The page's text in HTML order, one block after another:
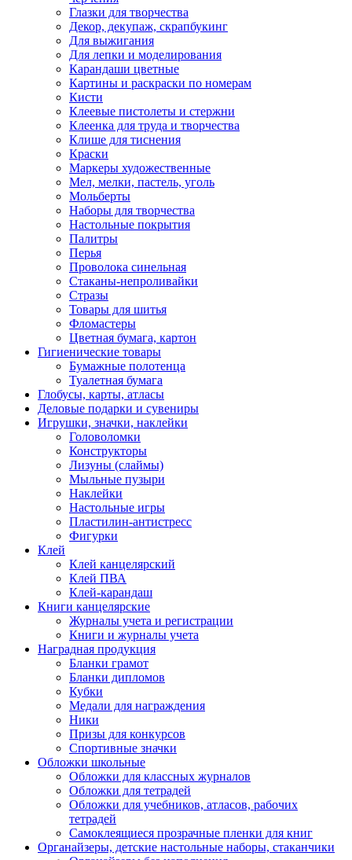
Глазки для творчества
Декор, декупаж, скрапбукинг
Для выжигания
Для лепки и моделирования
Карандаши цветные
Картины и раскраски по номерам
Кисти
Клеевые пистолеты и стержни
Клеенка для труда и творчества
Клише для тиснения
Краски
Маркеры художественные
Мел, мелки, пастель, уголь
Мольберты
Наборы для творчества
Настольные покрытия
Палитры
Перья
Проволока синельная
Стаканы-непроливайки
Стразы
Товары для шитья
Фломастеры
Цветная бумага, картон
Гигиенические товары
Бумажные полотенца
Туалетная бумага
Глобусы, карты, атласы
Деловые подарки и сувениры
Игрушки, значки, наклейки
Головоломки
Конструкторы
Лизуны (слаймы)
Мыльные пузыри
Наклейки
Настольные игры
Пластилин-антистресс
Фигурки
Клей
Клей канцелярский
Клей ПВА
Клей-карандаш
Книги канцелярские
Журналы учета и регистрации
Книги и журналы учета
Наградная продукция
Бланки грамот
Бланки дипломов
Кубки
Медали для награждения
Ники
Призы для конкурсов
Спортивные значки
Обложки школьные
Обложки для классных журналов
Обложки для тетрадей
Обложки для учебников, атласов, рабочих
тетрадей
Самоклеящиеся прозрачные пленки для книг
Органайзеры, детские настольные наборы, стаканчики